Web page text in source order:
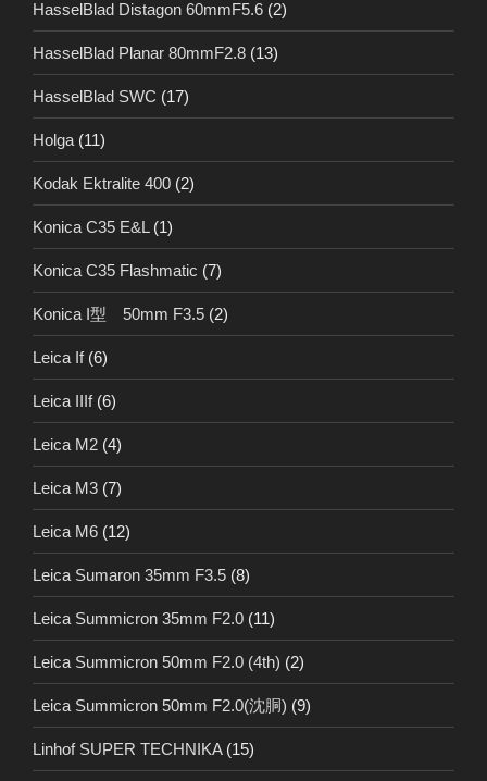
HasselBlad Distagon 60mmF5.6 (2)
HasselBlad Planar 80mmF2.8 (13)
HasselBlad SWC (17)
Holga (11)
Kodak Ektralite 400 (2)
Konica C35 E&L (1)
Konica C35 Flashmatic (7)
Konica I型 50mm F3.5 (2)
Leica If(6)
Leica IIIf(6)
Leica M2 (4)
Leica M3 (7)
Leica M6 (12)
Leica Sumaron 35mm F3.5 (8)
Leica Summicron 35mm F2.0 (11)
Leica Summicron 50mm F2.0 (4th) (2)
Leica Summicron 50mm F2.0(沈胴) (9)
Linhof SUPER TECHNIKA(15)